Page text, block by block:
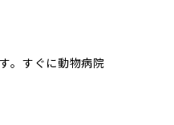
。すぐに動物病院